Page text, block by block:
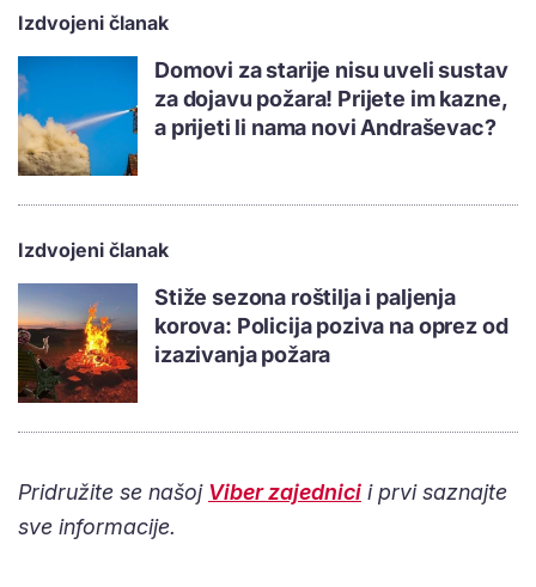
Izdvojeni članak
Domovi za starije nisu uveli sustav
za dojavu požara! Prijete im kazne,
a prijeti li nama novi Andraševac?
Izdvojeni članak
Stiže sezona roštilja i paljenja
korova: Policija poziva na oprez od
izazivanja požara
Pridružite se našoj Viber zajednici i prvi saznajte
sve informacije.